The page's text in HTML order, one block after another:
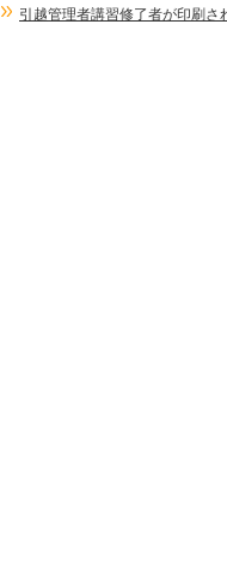
引越管理者講習修了者が印刷さ